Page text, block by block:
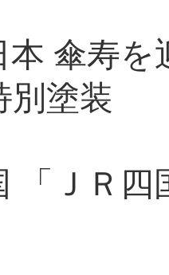
本 傘寿
別塗装
「ＪＲ